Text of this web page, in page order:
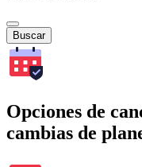
Buscar
Opciones de
cambias de